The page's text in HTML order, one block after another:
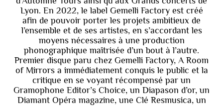
Lyon. En 2022, le label Gemelli Factory est créé
afin de pouvoir porter les projets ambitieux de
l’ensemble et de ses artistes, en s’accordant les
moyens nécessaires à une production
phonographique maîtrisée d’un bout à l’autre.
Premier disque paru chez Gemelli Factory, A Room
of Mirrors a immédiatement conquis le public et la
critique en se voyant récompensé par un
Gramophone Editor’s Choice, un Diapason d’or, un
Diamant Opéra magazine, une Clé Resmusica, un